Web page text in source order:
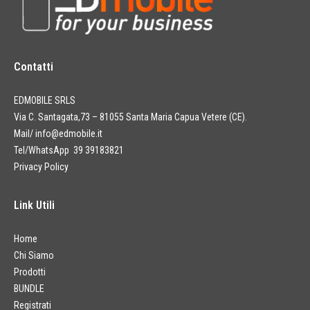
Contatti
EDMOBILE SRLS
Via C. Santagata,73 – 81055 Santa Maria Capua Vetere (CE).
Mail/info@edmobile.it
Tel/WhatsApp 39 39183821
Privacy Policy
Link Utili
Home
Chi Siamo
Prodotti
BUNDLE
Registrati